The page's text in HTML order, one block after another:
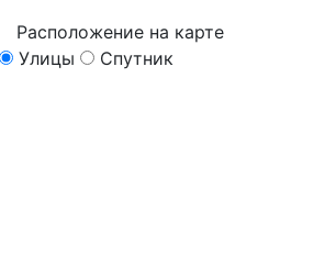
Расположение на карте
Улицы
Спутник